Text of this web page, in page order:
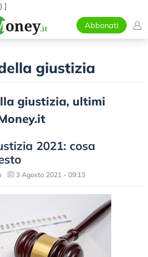
]
Abbonati
giustizia
giustizia, ultimi
2021: cosa
3 Agosto 2021 - 09:13